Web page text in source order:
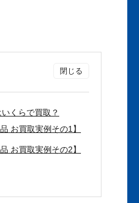
くらで買取？
お買取実例その1】
お買取実例その2】